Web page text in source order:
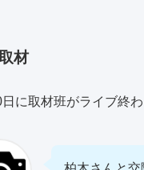
材
に取材班がライブ終